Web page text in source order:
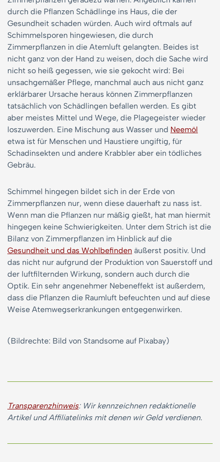
durch die Pflanzen Schädlinge ins Haus, die der
Gesundheit schaden würden. Auch wird oftmals auf
Schimmelsporen hingewiesen, die durch
Zimmerpflanzen in die Atemluft gelangten. Beides ist
nicht ganz von der Hand zu weisen, doch die Sache wird
nicht so heiß gegessen, wie sie gekocht wird: Bei
unsachgemäßer Pflege, manchmal auch aus nicht ganz
erklärbarer Ursache heraus können Zimmerpflanzen
tatsächlich von Schädlingen befallen werden. Es gibt
aber meistes Mittel und Wege, die Plagegeister wieder
loszuwerden. Eine Mischung aus Wasser und Neemöl
etwa ist für Menschen und Haustiere ungiftig, für
Schadinsekten und andere Krabbler aber ein tödliches
Gebräu.
Schimmel hingegen bildet sich in der Erde von
Zimmerpflanzen nur, wenn diese dauerhaft zu nass ist.
Wenn man die Pflanzen nur mäßig gießt, hat man hiermit
hingegen keine Schwierigkeiten. Unter dem Strich ist die
Bilanz von Zimmerpflanzen im Hinblick auf die
Gesundheit und das Wohlbefinden äußerst positiv. Und
das nicht nur aufgrund der Produktion von Sauerstoff und
der luftfilternden Wirkung, sondern auch durch die
Optik. Ein sehr angenehmer Nebeneffekt ist außerdem,
dass die Pflanzen die Raumluft befeuchten und auf diese
Weise Atemwegserkrankungen entgegenwirken.
(Bildrechte: Bild von Standsome auf Pixabay)
Transparenzhinweis: Wir kennzeichnen redaktionelle
Artikel und Affiliatelinks mit denen wir Geld verdienen.